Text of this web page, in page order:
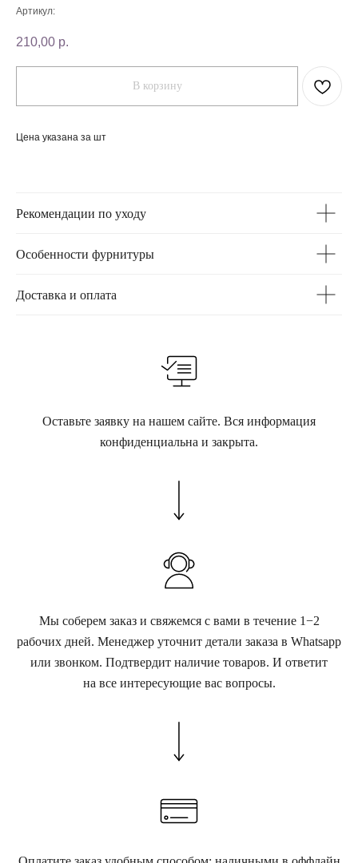
Артикул:
210,00 р.
В корзину
Цена указана за шт
Рекомендации по уходу
Особенности фурнитуры
Доставка и оплата
Оставьте заявку на нашем сайте. Вся информация
конфиденциальна и закрыта.
Мы соберем заказ и свяжемся с вами в течение 1−2
рабочих дней. Менеджер уточнит детали заказа в Whatsapp
или звонком. Подтвердит наличие товаров. И ответит
на все интересующие вас вопросы.